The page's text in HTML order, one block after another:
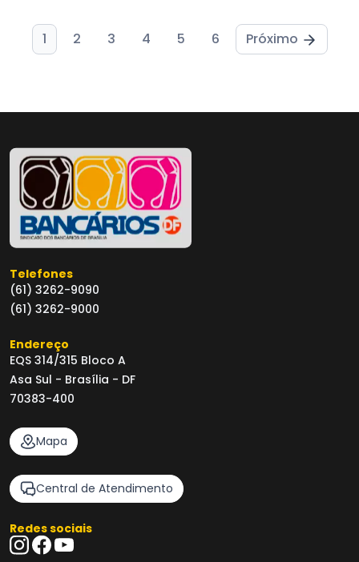
1 2 3 4 5 6 Próximo
Telefones
(61) 3262-9090
(61) 3262-9000
Endereço
EQS 314/315 Bloco A
Asa Sul - Brasília - DF
70383-400
Mapa
Central de Atendimento
Redes sociais